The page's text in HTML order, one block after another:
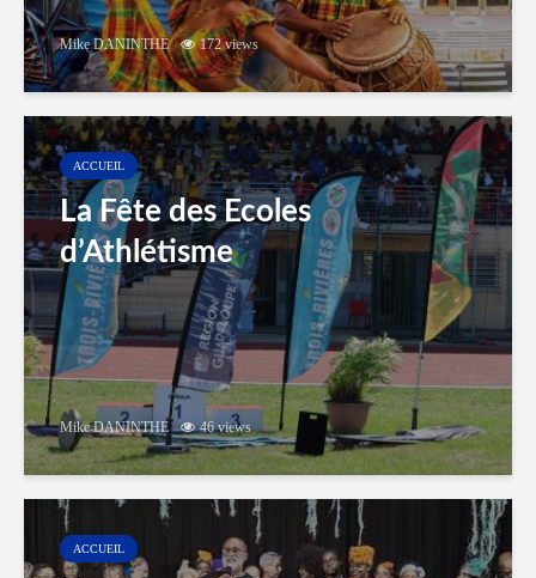
Mike DANINTHE 172 views
ACCUEIL
La Fête des Ecoles
d’Athlétisme
Mike DANINTHE 46 views
ACCUEIL